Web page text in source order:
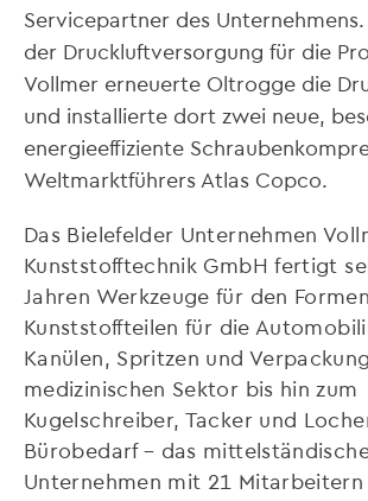
Servicepartner des
der Druckluftversorgung für die
Vollmer erneuerte Oltrogge die
und installierte dort zwei neue,
energieeffiziente
Weltmarktführers Atlas Copco.
Das Bielefelder Unternehmen
Kunststofftechnik GmbH fertigt
Jahren Werkzeuge für den
Kunststoffteilen für die
Kanülen, Spritzen und
medizinischen Sektor bis hin zum
Kugelschreiber, Tacker und
Bürobedarf – das
Unternehmen mit 21